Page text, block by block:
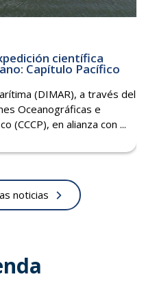
científica
Capítulo Pacífico
(DIMAR), a través del
Oceanográficas e
(CCCP), en alianza con ...
noticias